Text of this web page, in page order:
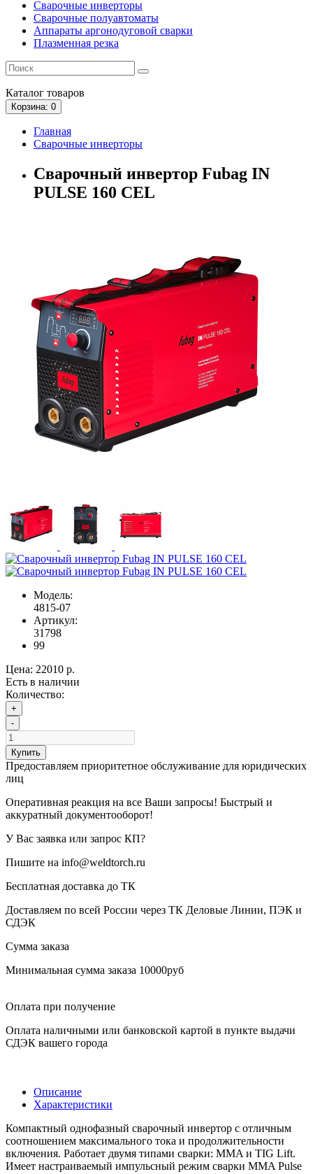
Сварочные инверторы
Сварочные полуавтоматы
Аппараты аргонодуговой сварки
Плазменная резка
Каталог товаров
Корзина: 0
Главная
Сварочные инверторы
Сварочный инвертор Fubag IN
PULSE 160 CEL
Модель:
4815-07
Артикул:
31798
99
Цена: 22010 р.
Есть в наличии
Количество:
+
-
Купить
Предоставляем приоритетное обслуживание для юридических
лиц
Оперативная реакция на все Ваши запросы! Быстрый и
аккуратный документооборот!
У Вас заявка или запрос КП?
Пишите на info@weldtorch.ru
Бесплатная доставка до ТК
Доставляем по всей России через ТК Деловые Линии, ПЭК и
СДЭК
Сумма заказа
Минимальная сумма заказа 10000руб
Оплата при получение
Оплата наличными или банковской картой в пункте выдачи
СДЭК вашего города
Описание
Характеристики
Компактный однофазный сварочный инвертор с отличным
соотношением максимального тока и продолжительности
включения. Работает двумя типами сварки: MMA и TIG Lift.
Имеет настраиваемый импульсный режим сварки MMA Pulse